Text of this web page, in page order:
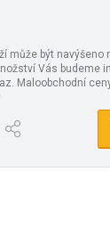
může být
Vás budeme
Maloobchodní